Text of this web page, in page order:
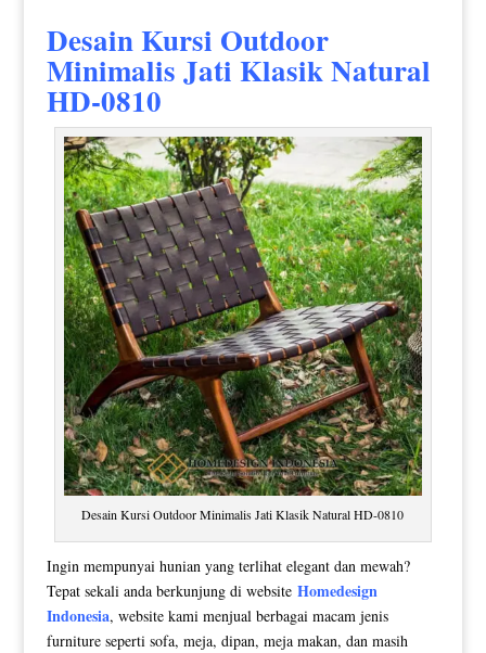
Desain Kursi Outdoor
Minimalis Jati Klasik Natural
HD-0810
Desain Kursi Outdoor Minimalis Jati Klasik Natural HD-0810
Ingin mempunyai hunian yang terlihat elegant dan mewah?
Tepat sekali anda berkunjung di website Homedesign
Indonesia, website kami menjual berbagai macam jenis
furniture seperti sofa, meja, dipan, meja makan, dan masih